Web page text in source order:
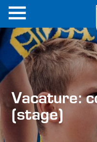
Vacature:
(stage)